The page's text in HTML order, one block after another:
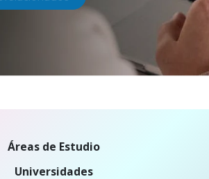
Áreas de Estudio
Universidades